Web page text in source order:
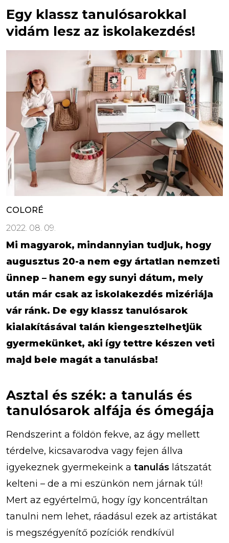
Egy klassz tanulósarokkal
vidám lesz az iskolakezdés!
COLORÉ
2022. 08. 09.
Mi magyarok, mindannyian tudjuk, hogy
augusztus 20-a nem egy ártatlan nemzeti
ünnep – hanem egy sunyi dátum, mely
után már csak az iskolakezdés mizériája
vár ránk. De egy klassz tanulósarok
kialakításával talán kiengesztelhetjük
gyermekünket, aki így tettre készen veti
majd bele magát a tanulásba!
Asztal és szék: a tanulás és
tanulósarok alfája és ómegája
Rendszerint a földön fekve, az ágy mellett
térdelve, kicsavarodva vagy fejen állva
igyekeznek gyermekeink a tanulás látszatát
kelteni – de a mi eszünkön nem járnak túl!
Mert az egyértelmű, hogy így koncentráltan
tanulni nem lehet, ráadásul ezek az artistákat
is megszégyenítő pozíciók rendkívül